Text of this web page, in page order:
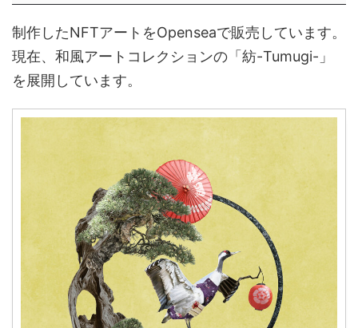
制作したNFTアートをOpenseaで販売しています。
現在、和風アートコレクションの「紡-Tumugi-」
を展開しています。